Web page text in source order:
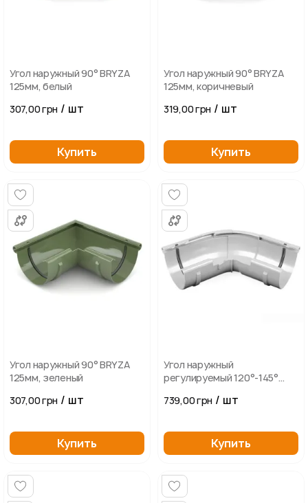
Угол наружный 90° BRYZA
125мм, белый
307,00 грн / шт
Купить
Угол наружный 90° BRYZA
125мм, коричневый
319,00 грн / шт
Купить
Угол наружный 90° BRYZA
125мм, зеленый
307,00 грн / шт
Купить
Угол наружный
регулируемый 120°-145°
739,00 грн / шт
Купить